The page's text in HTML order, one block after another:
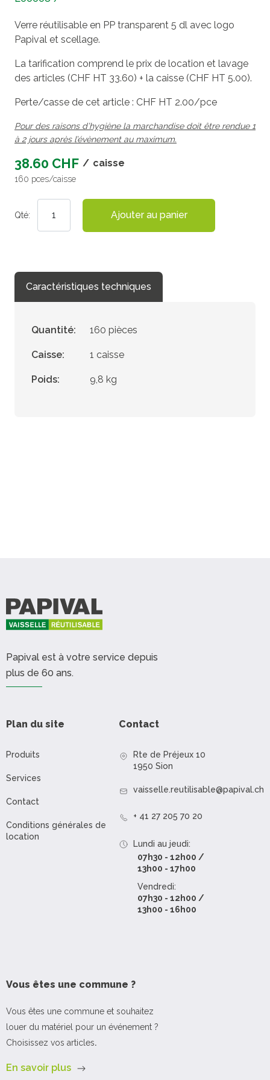
Verre réutilisable en PP transparent 5 dl avec logo
Papival et scellage.
La tarification comprend le prix de location et lavage
des articles (CHF HT 33.60) + la caisse (CHF HT 5.00).
Perte/casse de cet article : CHF HT 2.00/pce
Pour des raisons d’hygiène la marchandise doit être rendue 1
à 2 jours après l’évènement au maximum.
38.60 CHF / caisse
160 pces/caisse
Qté: Ajouter au panier
Caractéristiques techniques
Quantité: 160 pièces
Caisse: 1 caisse
Poids: 9,8 kg
Papival est à votre service depuis
plus de 60 ans.
Plan du site
Produits
Services
Contact
Conditions générales de
location
Contact
Rte de Préjeux 10
1950 Sion
vaisselle.reutilisable@papival.ch
+ 41 27 205 70 20
Lundi au jeudi:
07h30 - 12h00 /
13h00 - 17h00
Vendredi:
07h30 - 12h00 /
13h00 - 16h00
Vous êtes une commune ?
Vous êtes une commune et souhaitez
louer du matériel pour un événement ?
Choisissez vos articles.
En savoir plus